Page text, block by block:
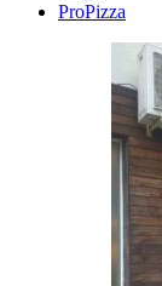
ProPizza